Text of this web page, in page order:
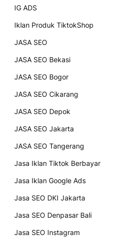
IG ADS
Iklan Produk TiktokShop
JASA SEO
JASA SEO Bekasi
JASA SEO Bogor
JASA SEO Cikarang
JASA SEO Depok
JASA SEO Jakarta
JASA SEO Tangerang
Jasa Iklan Tiktok Berbayar
Jasa Iklan Google Ads
Jasa SEO DKI Jakarta
Jasa SEO Denpasar Bali
Jasa SEO Instagram